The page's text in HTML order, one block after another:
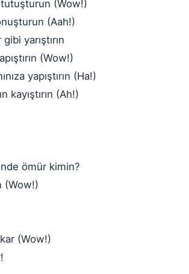
(Wow!)
(Aah!)
yarıştırın
(Wow!)
yapıştırın (Ha!)
kayıştırın (Ah!)
ömür kimin?
(Wow!)
(Wow!)